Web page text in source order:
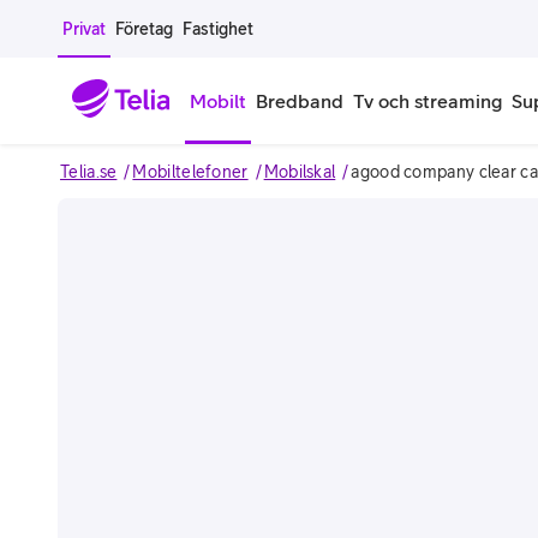
Gå till sidans innehåll
Privat Företag Fastighet
Mobilt Bredband Tv och streaming
Telia.se Mobiltelefoner Mobilskal agood company clear